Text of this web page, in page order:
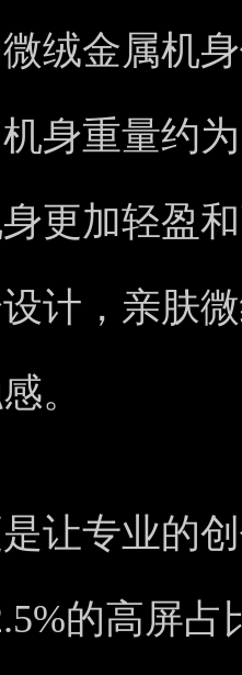
绒金属机
身重量约
更加轻盈
计，亲肤
。
让专业的
的高屏